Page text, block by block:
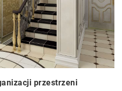
przestrzeni